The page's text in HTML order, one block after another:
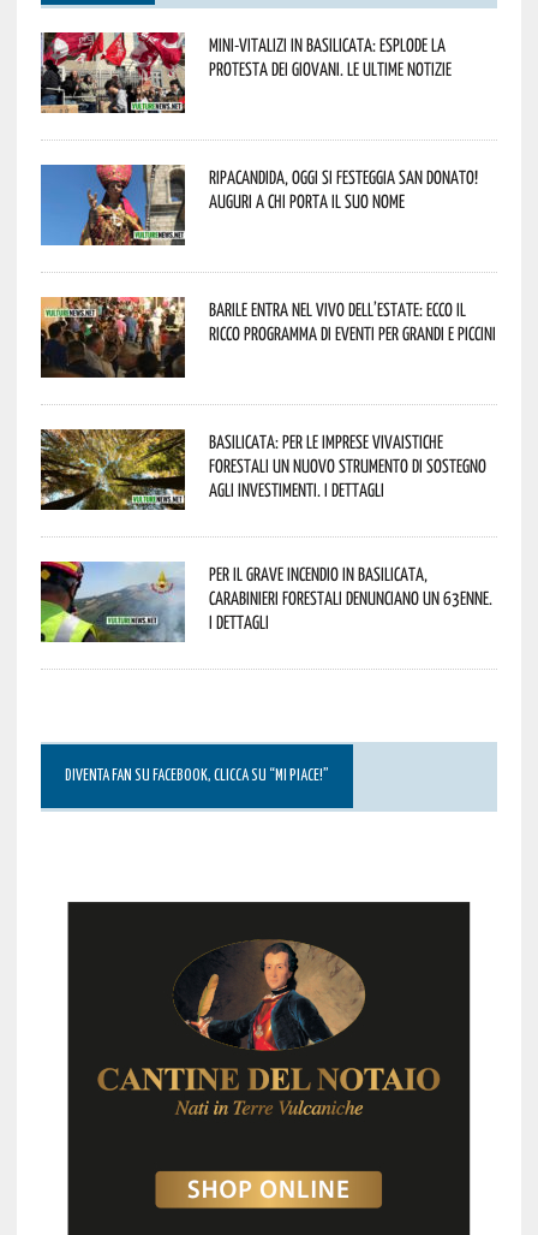
Mini-vitalizi in Basilicata: esplode la
protesta dei giovani. Le ultime notizie
Ripacandida, oggi si festeggia San Donato!
Auguri a chi porta il suo nome
Barile entra nel vivo dell’estate: ecco il
ricco programma di eventi per grandi e piccini
Basilicata: per le imprese vivaistiche
forestali un nuovo strumento di sostegno
agli investimenti. I dettagli
Per il grave incendio in Basilicata,
Carabinieri forestali denunciano un 63enne.
I dettagli
DIVENTA FAN SU FACEBOOK, CLICCA SU “MI PIACE!”